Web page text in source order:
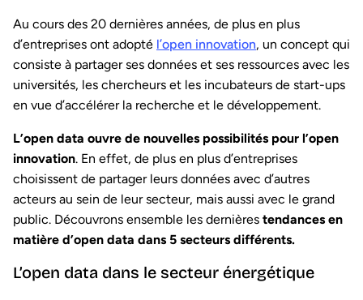
Au cours des 20 dernières années, de plus en plus
d’entreprises ont adopté l’open innovation, un concept qui
consiste à partager ses données et ses ressources avec les
universités, les chercheurs et les incubateurs de start-ups
en vue d’accélérer la recherche et le développement.
L’open data ouvre de nouvelles possibilités pour l’open
innovation. En effet, de plus en plus d’entreprises
choisissent de partager leurs données avec d’autres
acteurs au sein de leur secteur, mais aussi avec le grand
public. Découvrons ensemble les dernières tendances en
matière d’open data dans 5 secteurs différents.
L’open data dans le secteur énergétique